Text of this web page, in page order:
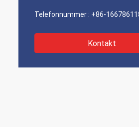
Telefonnummer : +86-
Kontakt